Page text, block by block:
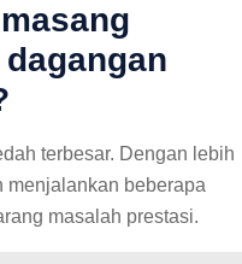
terbesar. Dengan lebih
menjalankan beberapa
masalah prestasi.